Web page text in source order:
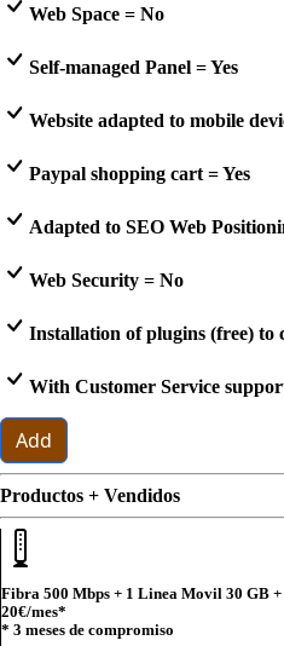
Web Space = No
Self-managed Panel = Yes
Website adapted to mobile
Paypal shopping cart = Yes
Adapted to SEO Web
Web Security = No
Installation of plugins (free) to
With Customer Service
Add
Productos + Vendidos
Fibra 500 Mbps + 1 Linea Movil 30 GB
20€/mes*
* 3 meses de compromiso